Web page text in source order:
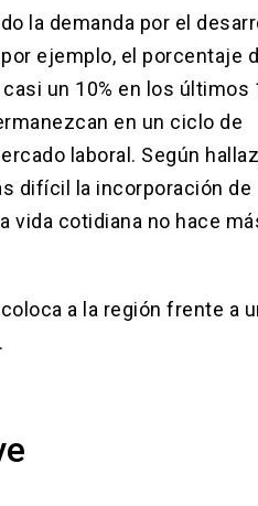
la demanda por el
ejemplo, el porcentaje
un 10% en los últimos
en un ciclo de
laboral. Según
difícil la incorporación de
vida cotidiana no hace
a la región frente a